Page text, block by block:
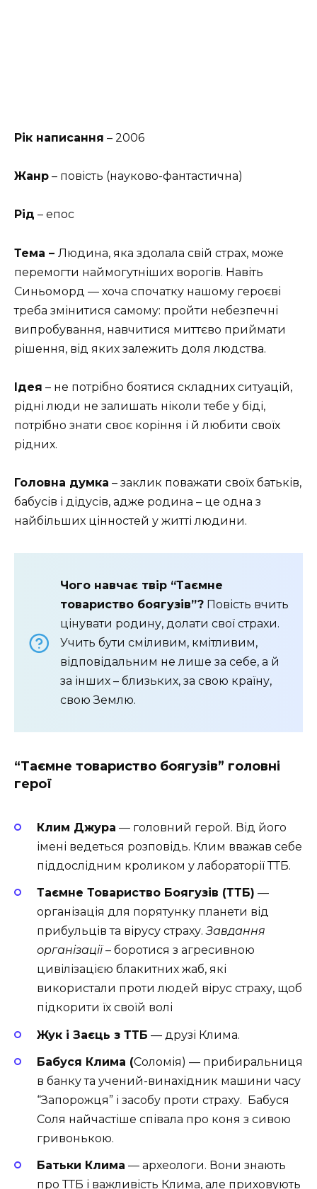
Рік написання – 2006
Жанр – повість (науково-фантастична)
Рід – епос
Тема – Людина, яка здолала свій страх, може
перемогти наймогутніших ворогів. Навіть
Синьоморд — хоча спочатку нашому героєві
треба змінитися самому: пройти небезпечні
випробування, навчитися миттєво приймати
рішення, від яких залежить доля людства.
Ідея – не потрібно боятися складних ситуацій,
рідні люди не залишать ніколи тебе у біді,
потрібно знати своє коріння і й любити своїх
рідних.
Головна думка – заклик поважати своїх батьків,
бабусів і дідусів, адже родина – це одна з
найбільших цінностей у житті людини.
Чого навчає твір “Таємне
товариство боягузів”? Повість вчить
цінувати родину, долати свої страхи.
Учить бути сміливим, кмітливим,
відповідальним не лише за себе, а й
за інших – близьких, за свою країну,
свою Землю.
“Таємне товариство боягузів” головні
герої
Клим Джура — головний герой. Від його
імені ведеться розповідь. Клим вважав себе
піддослідним кроликом у лабораторії ТТБ.
Таємне Товариство Боягузів (ТТБ) —
організація для порятунку планети від
прибульців та вірусу страху.Завдання
організації– боротися з агресивною
цивілізацією блакитних жаб, які
використали проти людей вірус страху, щоб
підкорити їх своїй волі
Жук і Заєць з ТТБ — друзі Клима.
Бабуся Клима (Соломія) — прибиральниця
в банку та учений-винахідник машини часу
“Запорожця” і засобу проти страху. Бабуся
Соля найчастіше співала про коня з сивою
гривонькою.
Батьки Клима — археологи. Вони знають
про ТТБ і важливість Клима, але приховують